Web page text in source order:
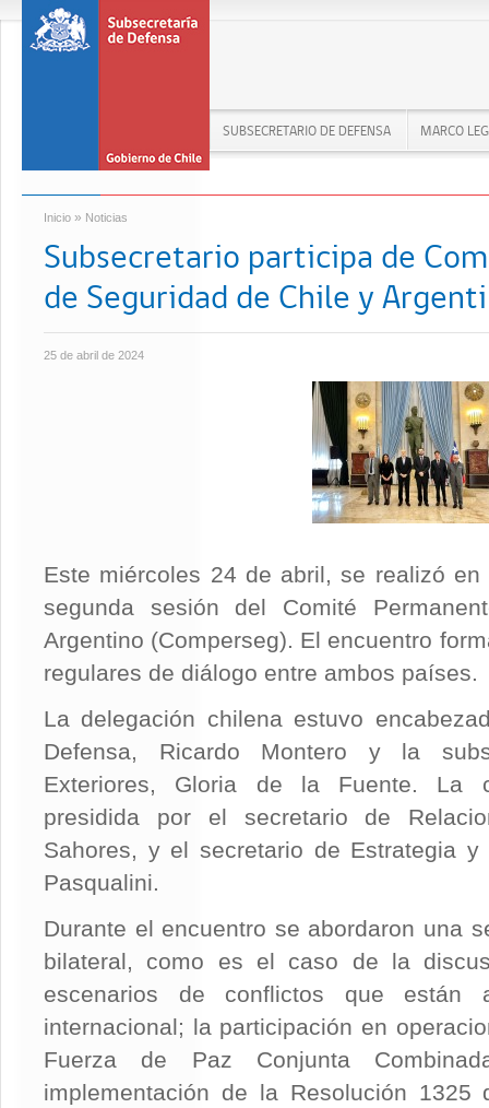
SUBSECRETARIO DE DEFENSA MARCO
Inicio » Noticias
Subsecretario participa de
de Seguridad de Chile y
25 de abril de 2024
Este miércoles 24 de abril, se realizó
segunda sesión del Comité
Argentino (Comperseg). El encuentro
regulares de diálogo entre ambos países.
La delegación chilena estuvo
Defensa, Ricardo Montero y la
Exteriores, Gloria de la Fuente. La
presidida por el secretario de
Sahores, y el secretario de Estrategia y
Pasqualini.
Durante el encuentro se abordaron una
bilateral, como es el caso de la
escenarios de conflictos que están
internacional; la participación en
Fuerza de Paz Conjunta
implementación de la Resolución 1325